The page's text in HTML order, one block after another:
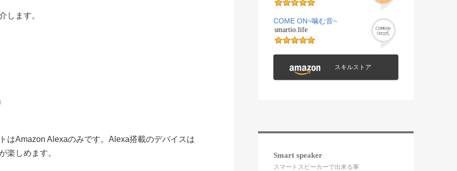
します。
はAmazon Alexaのみです。Alexa搭載のデバイスは
楽しめます。
COME ON~噛む音~
smartio.life
スキルストア
Smart speaker
スマートスピーカーで出来る事